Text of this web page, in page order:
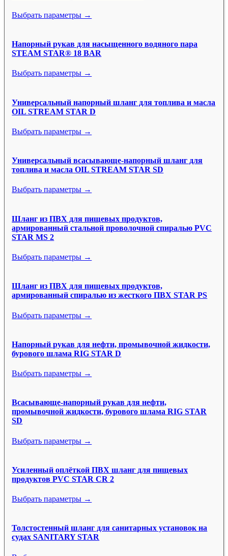
Выбрать параметры →
Напорный рукав для насыщенного водяного пара
STEAM STAR® 18 BAR
Выбрать параметры →
Универсальный напорный шланг для топлива и масла
OIL STREAM STAR D
Выбрать параметры →
Универсальный всасывающе-напорный шланг для
топлива и масла OIL STREAM STAR SD
Выбрать параметры →
Шланг из ПВХ для пищевых продуктов,
армированный стальной проволочной спиралью PVC
STAR MS 2
Выбрать параметры →
Шланг из ПВХ для пищевых продуктов,
армированный спиралью из жесткого ПВХ STAR PS
Выбрать параметры →
Напорный рукав для нефти, промывочной жидкости,
бурового шлама RIG STAR D
Выбрать параметры →
Всасывающе-напорный рукав для нефти,
промывочной жидкости, бурового шлама RIG STAR
SD
Выбрать параметры →
Усиленный оплёткой ПВХ шланг для пищевых
продуктов PVC STAR CR 2
Выбрать параметры →
Толстостенный шланг для санитарных установок на
судах SANITARY STAR